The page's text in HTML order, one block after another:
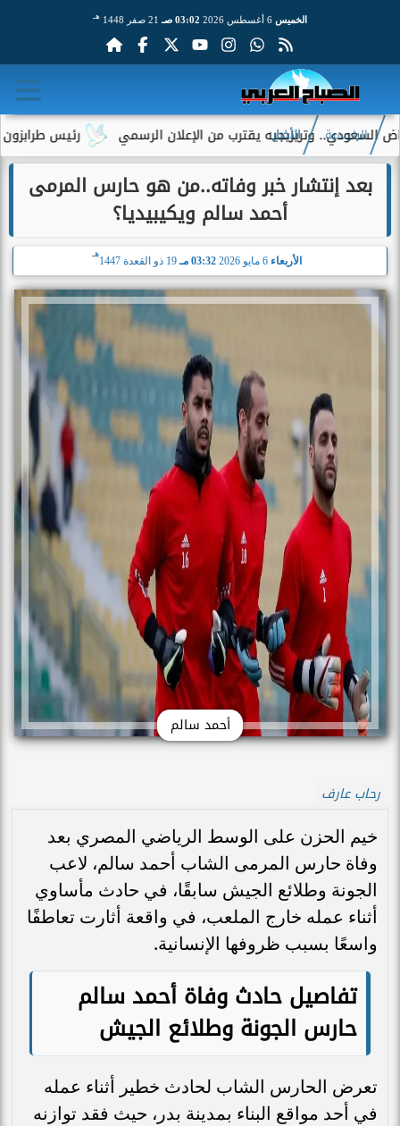
الخميس 03:02 صـ 21 صفر 1448 هـ
رئيس طرابزون سبور وتريزيجيه يقترب من الإعلان الرسمي
الرئيسية الأخبار
بعد إنتشار خبر وفاته..من هو حارس المرمى
أحمد سالم ويكيبيديا؟
الأربعاء 6 مايو 2026 03:32 مـ 19 ذو القعدة 1447
هـ
أحمد سالم
رحاب عارف
خيم الحزن على الوسط الرياضي المصري بعد
وفاة حارس المرمى الشاب أحمد سالم، لاعب
الجونة وطلائع الجيش سابقًا، في حادث مأساوي
أثناء عمله خارج الملعب، في واقعة أثارت تعاطفًا
واسعًا بسبب ظروفها الإنسانية.
تفاصيل حادث وفاة أحمد سالم
حارس الجونة وطلائع الجيش
تعرض الحارس الشاب لحادث خطير أثناء عمله
في أحد مواقع البناء بمدينة بدر، حيث فقد توازنه